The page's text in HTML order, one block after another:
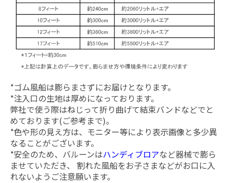
*ゴム風船は膨らまさずにお届けとなります。
*注入口の生地は厚めになっております。
弊社で使う際はねじって折り曲げて結束バンドなどでと
めております(ご参考まで)。
*色や形の見え方は、モニター等により表示画像と多少異
なることがございます。
*安全のため、バルーンはハンディブロアなど器械で膨ら
ませていただき、 割れた風船をお子さまなどがお口に入
れないようご注意願います。